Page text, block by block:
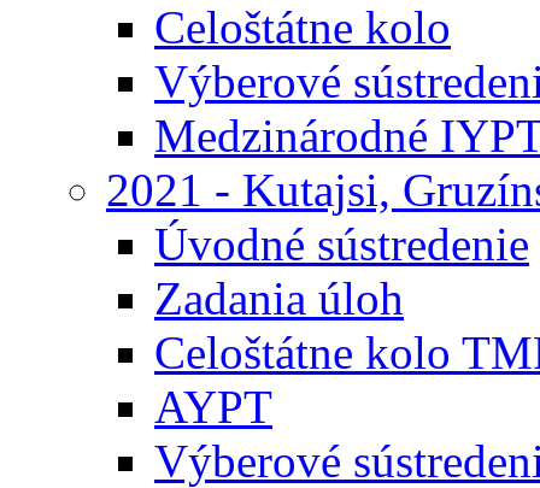
Celoštátne kolo
Výberové
Medzinárodné
2021 - Kutajsi,
Úvodné sústredenie
Zadania úloh
Celoštátne kolo
AYPT
Výberové